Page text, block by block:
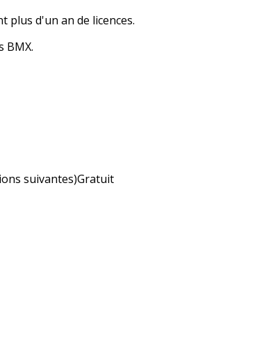
plus d'un an de licences.
BMX.
suivantes)Gratuit